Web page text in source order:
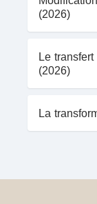
(2026)
Le
(2026)
La